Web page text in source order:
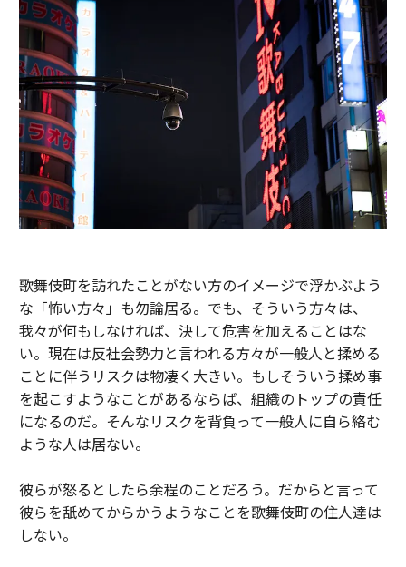
歌舞伎町を訪れたことがない方のイメージで浮かぶよう
な「怖い方々」も勿論居る。でも、そういう方々は、
我々が何もしなければ、決して危害を加えることはな
い。現在は反社会勢力と言われる方々が一般人と揉める
ことに伴うリスクは物凄く大きい。もしそういう揉め事
を起こすようなことがあるならば、組織のトップの責任
になるのだ。そんなリスクを背負って一般人に自ら絡む
ような人は居ない。
彼らが怒るとしたら余程のことだろう。だからと言って
彼らを舐めてからかうようなことを歌舞伎町の住人達は
しない。